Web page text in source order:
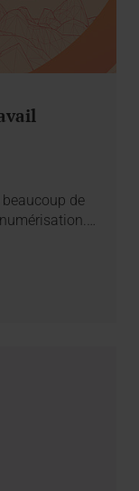
de